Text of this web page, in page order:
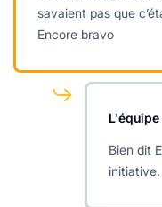
savaient pas que
Encore bravo
Bien dit
initiative.